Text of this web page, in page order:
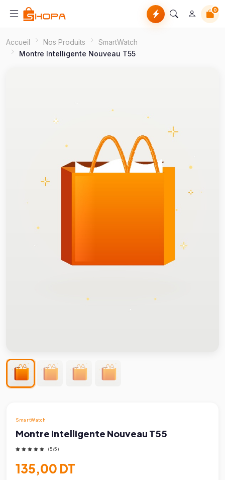
0
Accueil Nos Produits
SmartWatch
Montre Intelligente Nouveau T55
SmartWatch
Montre Intelligente Nouveau T55
(5/5)
135,00 DT